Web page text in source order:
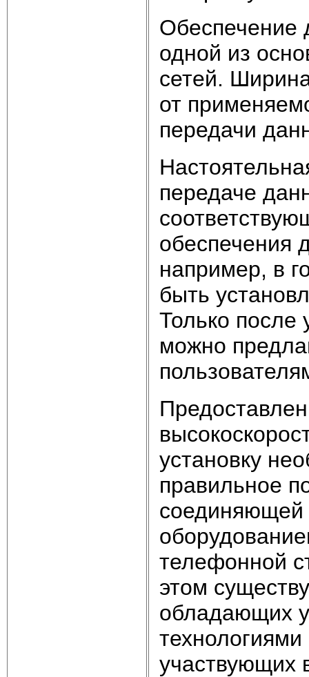
Обеспечение
одной из
сетей.
от
передачи
передаче
обеспечения
например, в
быть
Только после
можно
установку
правильное
соединяющей
телефонной
этом
обладающих
участвующих